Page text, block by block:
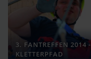
3. FANTREFFEN 2014 -
KLETTERPFAD